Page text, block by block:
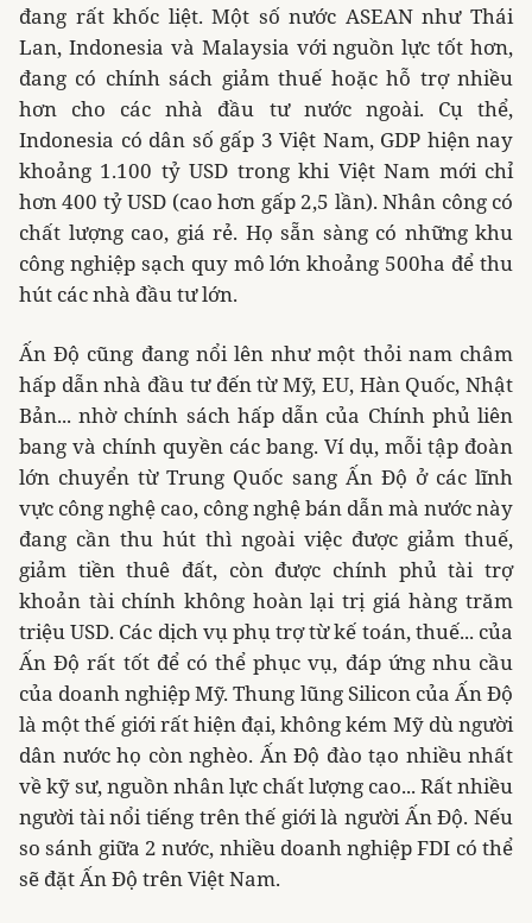
đang rất khốc liệt. Một số nước ASEAN như Thái
Lan, Indonesia và Malaysia với nguồn lực tốt hơn,
đang có chính sách giảm thuế hoặc hỗ trợ nhiều
hơn cho các nhà đầu tư nước ngoài. Cụ thể,
Indonesia có dân số gấp 3 Việt Nam, GDP hiện nay
khoảng 1.100 tỷ USD trong khi Việt Nam mới chỉ
hơn 400 tỷ USD (cao hơn gấp 2,5 lần). Nhân công có
chất lượng cao, giá rẻ. Họ sẵn sàng có những khu
công nghiệp sạch quy mô lớn khoảng 500ha để thu
hút các nhà đầu tư lớn.
Ấn Độ cũng đang nổi lên như một thỏi nam châm
hấp dẫn nhà đầu tư đến từ Mỹ, EU, Hàn Quốc, Nhật
Bản... nhờ chính sách hấp dẫn của Chính phủ liên
bang và chính quyền các bang. Ví dụ, mỗi tập đoàn
lớn chuyển từ Trung Quốc sang Ấn Độ ở các lĩnh
vực công nghệ cao, công nghệ bán dẫn mà nước này
đang cần thu hút thì ngoài việc được giảm thuế,
giảm tiền thuê đất, còn được chính phủ tài trợ
khoản tài chính không hoàn lại trị giá hàng trăm
triệu USD. Các dịch vụ phụ trợ từ kế toán, thuế... của
Ấn Độ rất tốt để có thể phục vụ, đáp ứng nhu cầu
của doanh nghiệp Mỹ. Thung lũng Silicon của Ấn Độ
là một thế giới rất hiện đại, không kém Mỹ dù người
dân nước họ còn nghèo. Ấn Độ đào tạo nhiều nhất
về kỹ sư, nguồn nhân lực chất lượng cao... Rất nhiều
người tài nổi tiếng trên thế giới là người Ấn Độ. Nếu
so sánh giữa 2 nước, nhiều doanh nghiệp FDI có thể
sẽ đặt Ấn Độ trên Việt Nam.